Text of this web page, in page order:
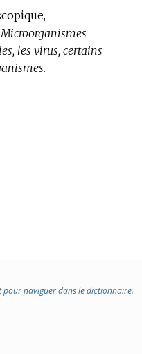
Microorganismes
les virus, certains
pour naviguer dans le dictionnaire.